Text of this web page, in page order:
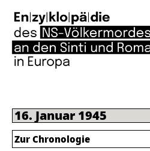
16. Januar 1945
Zur Chronologie